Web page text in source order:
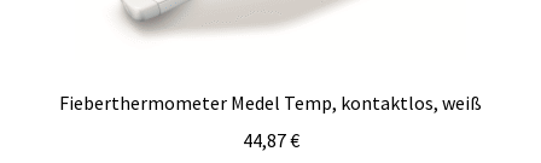
Fieberthermometer Medel Temp, kontaktlos, weiß
44,87€